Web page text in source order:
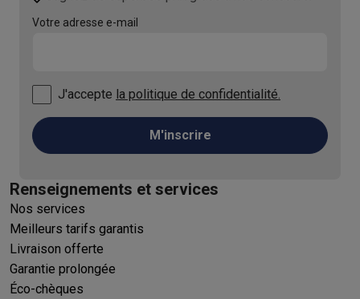
Votre adresse e-mail
J'accepte la politique de confidentialité.
M'inscrire
Renseignements et services
Nos services
Meilleurs tarifs garantis
Livraison offerte
Garantie prolongée
Éco-chèques